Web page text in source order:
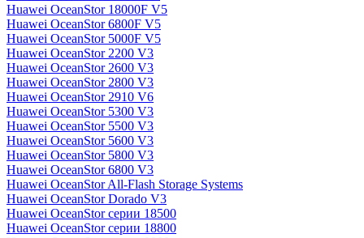
Huawei OceanStor 18000F V5
Huawei OceanStor 6800F V5
Huawei OceanStor 5000F V5
Huawei OceanStor 2200 V3
Huawei OceanStor 2600 V3
Huawei OceanStor 2800 V3
Huawei OceanStor 2910 V6
Huawei OceanStor 5300 V3
Huawei OceanStor 5500 V3
Huawei OceanStor 5600 V3
Huawei OceanStor 5800 V3
Huawei OceanStor 6800 V3
Huawei OceanStor All-Flash Storage Systems
Huawei OceanStor Dorado V3
Huawei OceanStor серии 18500
Huawei OceanStor серии 18800